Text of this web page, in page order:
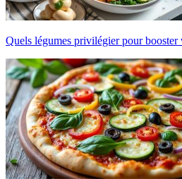
Quels légumes privilégier pour